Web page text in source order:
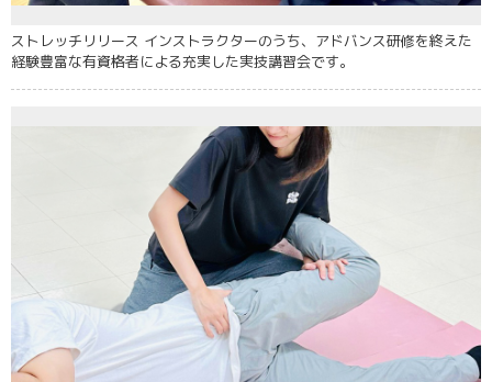
ストレッチリリース インストラクターのうち、アドバンス研修を終えた
経験豊富な有資格者による充実した実技講習会です。